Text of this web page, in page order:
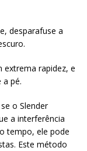
desparafuse a
extrema rapidez, e
a pé.
o Slender
a interferência
tempo, ele pode
Este método